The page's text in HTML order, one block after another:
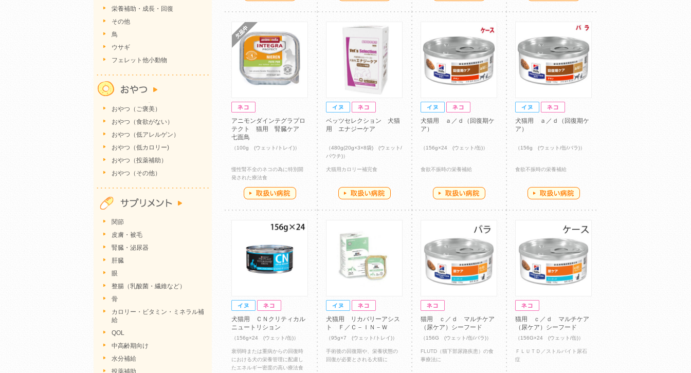
アニモンダインテグラプロ
テクト 猫用 腎臓ケア
七面鳥
（100g (ウェット/トレイ)）
慢性腎不全のネコの為に特別開
発された療法食
ベッツセレクション 犬猫
用 エナジーケア
（480g(20g×3×8袋) (ウェット/
パウチ)）
犬猫用カロリー補完食
犬猫用 ａ／ｄ（回復期ケ
ア）
（156g×24 (ウェット/缶)）
食欲不振時の栄養補給
犬猫用 ａ／ｄ（回復期ケ
ア）
（156g (ウェット/缶/バラ)）
食欲不振時の栄養補給
犬猫用 ＣＮクリティカル
ニュートリション
（156g×24 (ウェット/缶)）
衰弱時または重病からの回復時
における犬の栄養管理に配慮し
たエネルギー密度の高い療法食
犬猫用 リカバリーアシス
ト Ｆ／Ｃ－ＩＮ－Ｗ
（95g×7 (ウェット/トレイ)）
手術後の回復期や、栄養状態の
回復が必要とされる犬猫に
猫用 ｃ／ｄ マルチケア
（尿ケア）シーフード
（156G (ウェット/缶/バラ)）
FLUTD（猫下部尿路疾患）の食
事療法に
猫用 ｃ／ｄ マルチケア
（尿ケア）シーフード
（156G×24 (ウェット/缶)）
ＦＬＵＴＤ／ストルバイト尿石
症
栄養補助・成長・回復
その他
鳥
ウサギ
フェレット他小動物
おやつ（ご褒美）
おやつ（食欲がない）
おやつ（低アレルゲン）
おやつ（低カロリー)
おやつ（投薬補助）
おやつ（その他）
関節
皮膚・被毛
腎臓・泌尿器
肝臓
眼
整腸（乳酸菌・繊維など）
骨
カロリー・ビタミン・ミネラル補
給
QOL
中高齢期向け
水分補給
投薬補助